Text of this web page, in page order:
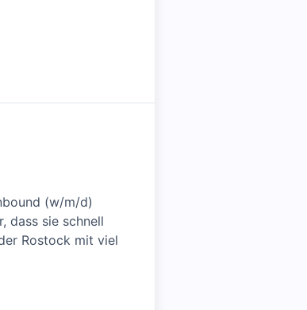
(w/m/d)
dass sie schnell
Rostock mit viel